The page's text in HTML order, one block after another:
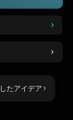
たアイデア